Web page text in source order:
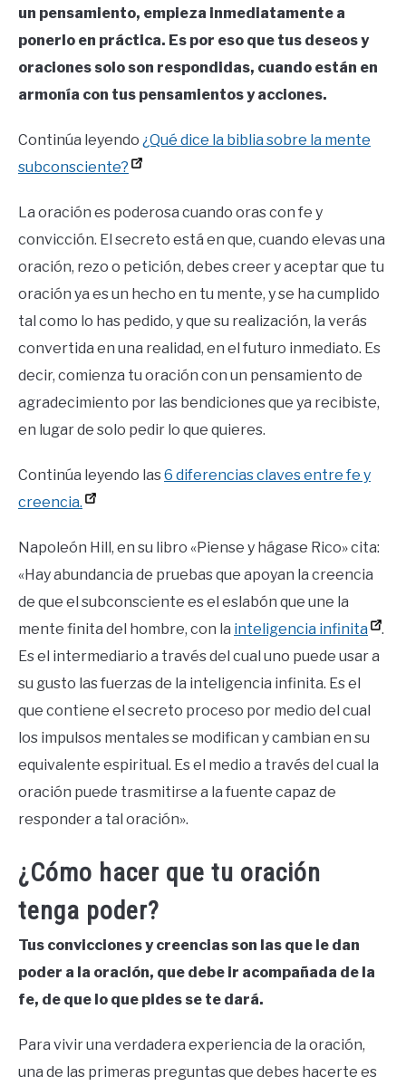
un pensamiento, empieza inmediatamente a
ponerlo en práctica. Es por eso que tus deseos y
oraciones solo son respondidas, cuando están en
armonía con tus pensamientos y acciones.
Continúa leyendo ¿Qué dice la biblia sobre la mente
subconsciente?
La oración es poderosa cuando oras con fe y
convicción. El secreto está en que, cuando elevas una
oración, rezo o petición, debes creer y aceptar que tu
oración ya es un hecho en tu mente, y se ha cumplido
tal como lo has pedido, y que su realización, la verás
convertida en una realidad, en el futuro inmediato. Es
decir, comienza tu oración con un pensamiento de
agradecimiento por las bendiciones que ya recibiste,
en lugar de solo pedir lo que quieres.
Continúa leyendo las6 diferencias claves entre fe y
creencia.
Napoleón Hill, en su libro «Piense y hágase Rico» cita:
«Hay abundancia de pruebas que apoyan la creencia
de que el subconsciente es el eslabón que une la
mente finita del hombre, con la inteligencia infinita
.
Es el intermediario a través del cual uno puede usar a
su gusto las fuerzas de la inteligencia infinita. Es el
que contiene el secreto proceso por medio del cual
los impulsos mentales se modifican y cambian en su
equivalente espiritual. Es el medio a través del cual la
oración puede trasmitirse a la fuente capaz de
responder a tal oración».
¿Cómo hacer que tu oración
tenga poder?
Tus convicciones y creencias son las que le dan
poder a la oración, que debe ir acompañada de la
fe, de que lo que pides se te dará.
Para vivir una verdadera experiencia de la oración,
una de las primeras preguntas que debes hacerte es